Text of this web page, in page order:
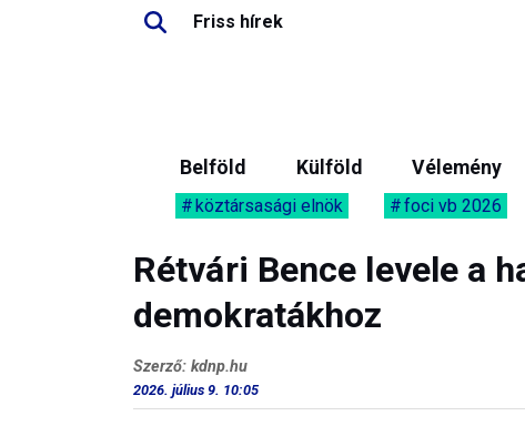
Friss hírek
Belföld Külföld Vélemény
köztársasági elnök foci vb 2026
Rétvári Bence levele a
demokratákhoz
Szerző: kdnp.hu
2026. július 9. 10:05